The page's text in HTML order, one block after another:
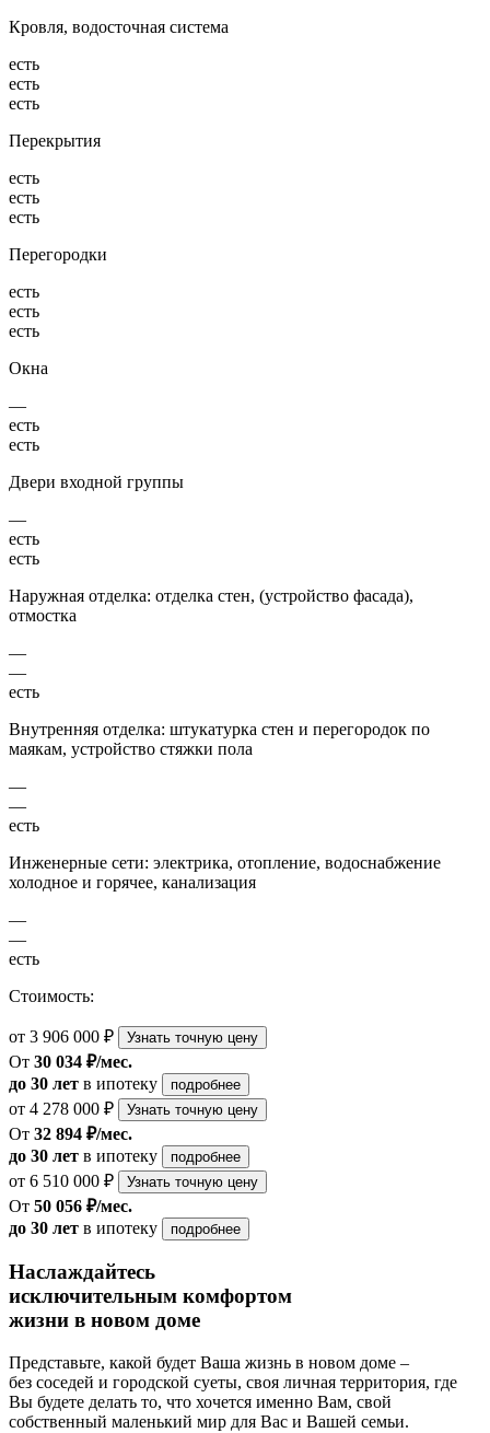
Кровля, водосточная система
есть
есть
есть
Перекрытия
есть
есть
есть
Перегородки
есть
есть
есть
Окна
—
есть
есть
Двери входной группы
—
есть
есть
Наружная отделка: отделка стен, (устройство фасада),
отмостка
—
—
есть
Внутренняя отделка: штукатурка стен и перегородок по
маякам, устройство стяжки пола
—
—
есть
Инженерные сети: электрика, отопление, водоснабжение
холодное и горячее, канализация
—
—
есть
Стоимость:
от 3 906 000 ₽ Узнать точную цену
От 30 034 ₽/мес.
до 30 лет в ипотеку подробнее
от 4 278 000 ₽ Узнать точную цену
От 32 894 ₽/мес.
до 30 лет в ипотеку подробнее
от 6 510 000 ₽ Узнать точную цену
От 50 056 ₽/мес.
до 30 лет в ипотеку подробнее
Наслаждайтесь
исключительным комфортом
жизни в новом доме
Представьте, какой будет Ваша жизнь в новом доме –
без соседей и городской суеты, своя личная территория, где
Вы будете делать то, что хочется именно Вам, свой
собственный маленький мир для Вас и Вашей семьи.